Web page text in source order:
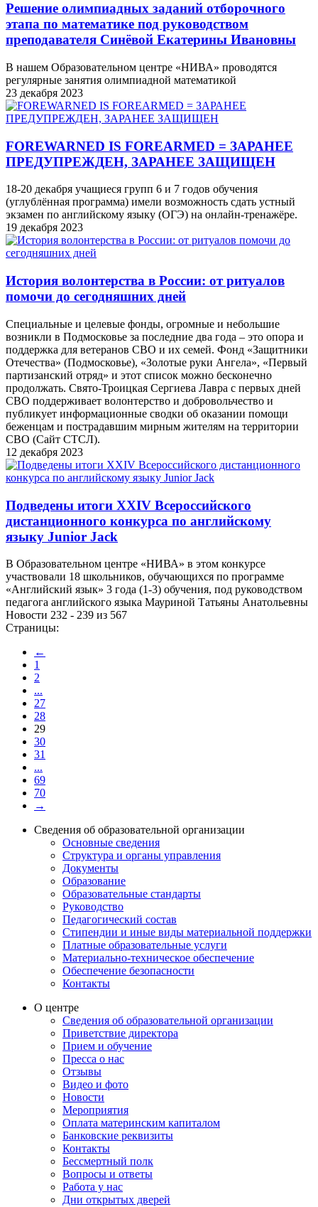
Решение олимпиадных заданий отборочного
этапа по математике под руководством
преподавателя Синёвой Екатерины Ивановны
В нашем Образовательном центре «НИВА» проводятся
регулярные занятия олимпиадной математикой
23 декабря 2023
FOREWARNED IS FOREARMED = ЗАРАНЕЕ
ПРЕДУПРЕЖДЕН, ЗАРАНЕЕ ЗАЩИЩЕН
18-20 декабря учащиеся групп 6 и 7 годов обучения
(углублённая программа) имели возможность сдать устный
экзамен по английскому языку (ОГЭ) на онлайн-тренажёре.
19 декабря 2023
История волонтерства в России: от ритуалов
помочи до сегодняшних дней
Специальные и целевые фонды, огромные и небольшие
возникли в Подмосковье за последние два года – это опора и
поддержка для ветеранов СВО и их семей. Фонд «Защитники
Отечества» (Подмосковье), «Золотые руки Ангела», «Первый
партизанский отряд» и этот список можно бесконечно
продолжать. Свято-Троицкая Сергиева Лавра с первых дней
СВО поддерживает волонтерство и добровольчество и
публикует информационные сводки об оказании помощи
беженцам и пострадавшим мирным жителям на территории
СВО (Сайт СТСЛ).
12 декабря 2023
Подведены итоги XXIV Всероссийского
дистанционного конкурса по английскому
языку Junior Jack
В Образовательном центре «НИВА» в этом конкурсе
участвовали 18 школьников, обучающихся по программе
«Английский язык» 3 года (1-3) обучения, под руководством
педагога английского языка Мауриной Татьяны Анатольевны
Новости 232 - 239 из 567
Страницы:
←
1
2
...
27
28
29
30
31
...
69
70
→
Сведения об образовательной организации
Основные сведения
Структура и органы управления
Документы
Образование
Образовательные стандарты
Руководство
Педагогический состав
Стипендии и иные виды материальной поддержки
Платные образовательные услуги
Материально-техническое обеспечение
Обеспечение безопасности
Контакты
О центре
Сведения об образовательной организации
Приветствие директора
Прием и обучение
Пресса о нас
Отзывы
Видео и фото
Новости
Мероприятия
Оплата материнским капиталом
Банковские реквизиты
Контакты
Бессмертный полк
Вопросы и ответы
Работа у нас
Дни открытых дверей